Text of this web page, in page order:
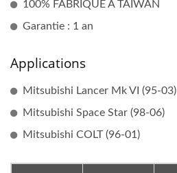
100% FABRIQUÉ À TAÏWAN
Garantie : 1 an
Applications
Mitsubishi Lancer Mk VI (95-03)
Mitsubishi Space Star (98-06)
Mitsubishi COLT (96-01)